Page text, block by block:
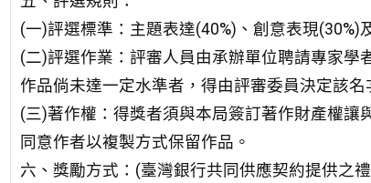
(一)評選標準：主題表達(40%)、創意表現(30%)
(二)評選作業：評審人員由承辦單位聘請專家
作品倘未達一定水準者，得由評審委員決定該名
(三)著作權：得獎者須與本局簽訂著作財產權
同意作者以複製方式保留作品。
六、獎勵方式：(臺灣銀行共同供應契約提供之